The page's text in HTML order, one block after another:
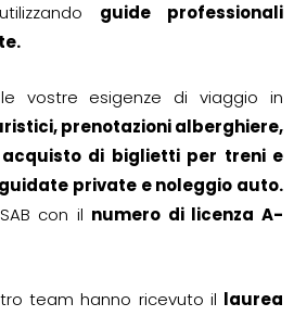
guide professionali
vostre esigenze di viaggio in
prenotazioni alberghiere,
di biglietti per treni e
private e noleggio auto.
con il numero di licenza A-
team hanno ricevuto il laurea